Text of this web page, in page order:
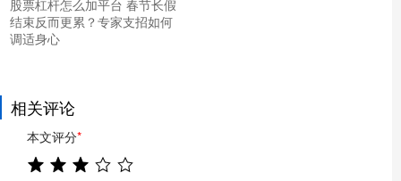
股票杠杆怎么加平台 春节长假
结束反而更累？专家支招如何
调适身心
相关评论
本文评分*